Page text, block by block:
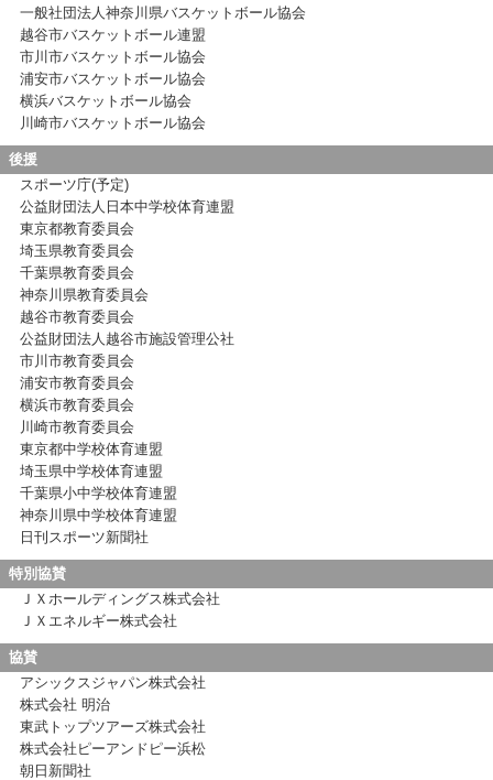
一般社団法人神奈川県バスケットボール協会
越谷市バスケットボール連盟
市川市バスケットボール協会
浦安市バスケットボール協会
横浜バスケットボール協会
川崎市バスケットボール協会
後援
スポーツ庁(予定)
公益財団法人日本中学校体育連盟
東京都教育委員会
埼玉県教育委員会
千葉県教育委員会
神奈川県教育委員会
越谷市教育委員会
公益財団法人越谷市施設管理公社
市川市教育委員会
浦安市教育委員会
横浜市教育委員会
川崎市教育委員会
東京都中学校体育連盟
埼玉県中学校体育連盟
千葉県小中学校体育連盟
神奈川県中学校体育連盟
日刊スポーツ新聞社
特別協賛
ＪＸホールディングス株式会社
ＪＸエネルギー株式会社
協賛
アシックスジャパン株式会社
株式会社 明治
東武トップツアーズ株式会社
株式会社ピーアンドピー浜松
朝日新聞社